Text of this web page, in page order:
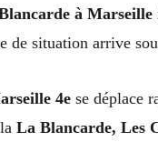
à Marseille
situation arrive
4e se déplace
La Blancarde, Les